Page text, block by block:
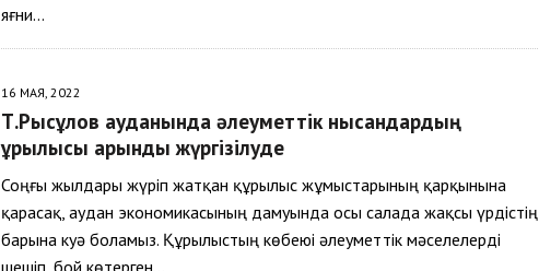
яғни…
16 МАЯ, 2022
Т.Рысқұлов ауданында әлеуметтік нысандардың
құрылысы қарқынды жүргізілуде
Соңғы жылдары жүріп жатқан құрылыс жұмыстарының қарқынына
қарасақ, аудан экономикасының дамуында осы салада жақсы үрдістің
барына куә боламыз. Құрылыстың көбеюі әлеуметтік мәселелерді